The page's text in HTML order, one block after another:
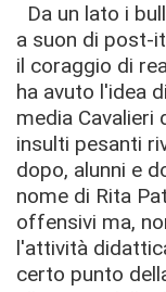
Da un lato i
a suon di post-
il coraggio di
ha avuto l'idea
media Cavalieri
insulti pesanti
dopo, alunni e
nome di Rita
offensivi ma,
l'attività
certo punto